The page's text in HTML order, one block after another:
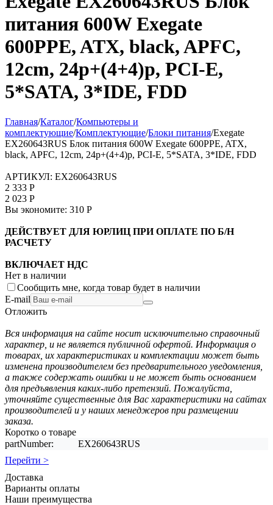
питания 600W Exegate
600PPE, ATX, black, APFC,
12cm, 24p+(4+4)p, PCI-E,
5*SATA, 3*IDE, FDD
Главная/Каталог/Компьютеры и
комплектующие/Комплектующие/Блоки питания/Exegate
EX260643RUS Блок питания 600W Exegate 600PPE, ATX,
black, APFC, 12cm, 24p+(4+4)p, PCI-E, 5*SATA, 3*IDE, FDD
АРТИКУЛ: EX260643RUS
2 333 Р
2 023 Р
Вы экономите: 310 Р
ДЕЙСТВУЕТ ДЛЯ ЮРЛИЦ ПРИ ОПЛАТЕ ПО Б/Н
РАСЧЕТУ
ВКЛЮЧАЕТ НДС
Нет в наличии
Сообщить мне, когда товар будет в наличии
E-mail
Отложить
Вся информация на сайте носит исключительно справочный
характер, и не является публичной офертой. Информация о
товарах, их характеристиках и комплектации может быть
изменена производителем без предварительного уведомления,
а также содержать ошибки и не может быть основанием
для предъявления каких-либо претензий. Пожалуйста,
уточняйте существенные для Вас характеристики на сайтах
производителей и у наших менеджеров при размещении
заказа.
Коротко о товаре
partNumber:
EX260643RUS
Перейти >
Доставка
Варианты оплаты
Наши преимущества